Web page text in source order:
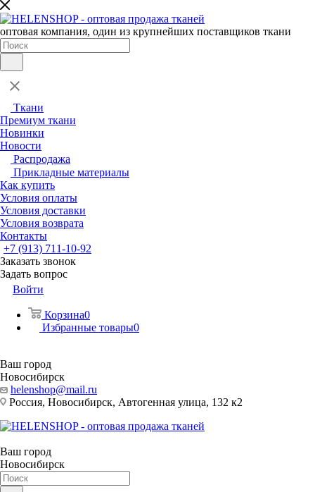
оптовая компания, один из крупнейших поставщиков ткани
Ткани
Премиум ткани
Новинки
Новости
Распродажа
Прикладные материалы
Как купить
Условия оплаты
Условия доставки
Условия возврата
Контакты
+7 (913) 711-10-92
Заказать звонок
Задать вопрос
Войти
Корзина0
Избранные товары0
Ваш город
Новосибирск
helenshop@mail.ru
Россия, Новосибирск, Автогенная улица, 132 к2
Ваш город
Новосибирск